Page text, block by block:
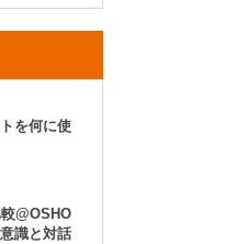
を何に使
@OSHO
識と対話